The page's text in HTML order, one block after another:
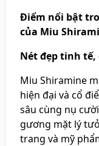
Điểm nổi bật
của Miu
Nét đẹp tinh
Miu Shiramine
hiện đại và cổ
sâu cùng nụ
gương mặt lý
trang và mỹ